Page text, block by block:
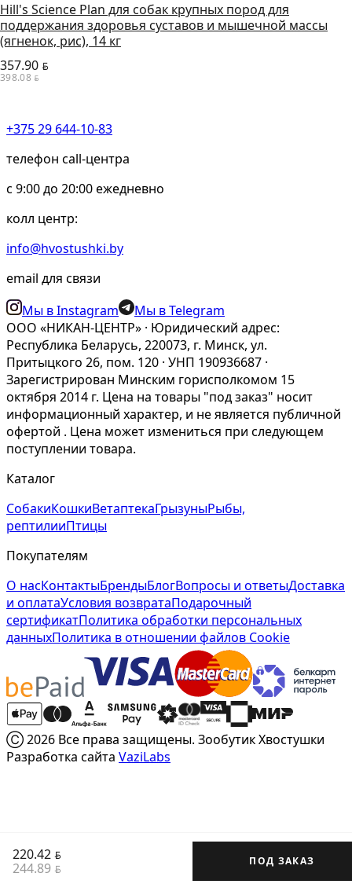
220.42 BYN
244.89 BYN
ПОД ЗАКАЗ
Hill's Science Plan для собак крупных пород для
поддержания здоровья суставов и мышечной массы
(ягненок, рис), 14 кг
357.90 BYN
398.08 BYN
+375 29 644-10-83
телефон call-центра
c 9:00 до 20:00 ежедневно
колл центр:
info@hvostushki.by
email для связи
Мы в Instagram
Мы в Telegram
ООО «НИКАН-ЦЕНТР» · Юридический адрес:
Республика Беларусь, 220073, г. Минск, ул.
Притыцкого 26, пом. 120 · УНП 190936687 ·
Зарегистрирован Минским горисполкомом 15
октября 2014 г. Цена на товары "под заказ" носит
информационный характер, и не является публичной
офертой . Цена может измениться при следующем
поступлении товара.
Каталог
СобакиКошкиВетаптекаГрызуныРыбы,
рептилииПтицы
Покупателям
О насКонтактыБрендыБлогВопросы и ответыДоставка
и оплатаУсловия возвратаПодарочный
сертификатПолитика обработки персональных
данныхПолитика в отношении файлов Cookie
Ⓒ 2026 Все права защищены. Зообутик Хвостушки
Разработка сайта VaziLabs